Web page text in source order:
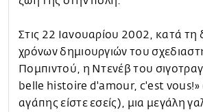
Στις 22 Ιανουαρίου 2002, κατά
χρόνων δημιουργιών του
Πομπιντού, η Ντενέβ του
belle histoire d'amour, c'est vous!»
αγάπης είστε εσείς), μια μεγάλη